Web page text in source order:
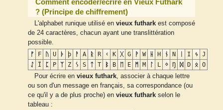
Comment encoder/écrire en Vieux Futhark
? (Principe de chiffrement)
L'alphabet runique utilisé en vieux futharkest composé
de 24 caractères, chacun ayant une translittération
possible.
ᚠ
F ᚢ U ᚦ þ ᚨ A ᚱ R ᚲ K ᚷ G ᚹ W ᚺ H ᚾ N I ᛃ
J
ᛇ
Ï ᛈ P ᛉ Z ᛊ S ᛏ T ᛒ B ᛖ E ᛗ M ᛚ L ᛜ Ŋ ᛞ D ᛟ
O
Pour écrire en vieux futhark, associer à chaque lettre
ou son d'un message en français, sa correspondance (ou
ce qu'il y a de plus proche) en vieux futhark selon le
tableau :